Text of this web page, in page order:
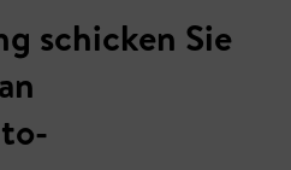
schicken Sie